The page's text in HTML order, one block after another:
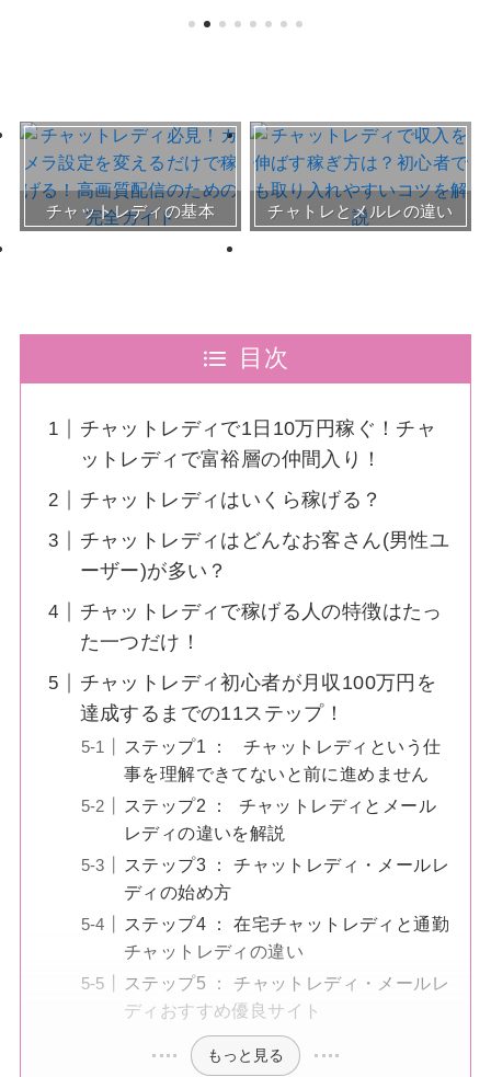
チャットレディの基本 チャトレとメルレの違い
おすすめチャトレ事務所＆
サイト
30～50代向けサイト
目次
チャットレディで1日10万円稼ぐ！チャ
ットレディで富裕層の仲間入り！
チャットレディはいくら稼げる？
チャットレディはどんなお客さん(男性ユ
ーザー)が多い？
チャットレディで稼げる人の特徴はたっ
た一つだけ！
チャットレディ初心者が月収100万円を
達成するまでの11ステップ！
ステップ1 ： チャットレディという仕
事を理解できてないと前に進めません
ステップ2 ： チャットレディとメール
レディの違いを解説
ステップ3 ： チャットレディ・メールレ
ディの始め方
ステップ4 ： 在宅チャットレディと通勤
チャットレディの違い
ステップ5 ： チャットレディ・メールレ
ディおすすめ優良サイト
もっと見る